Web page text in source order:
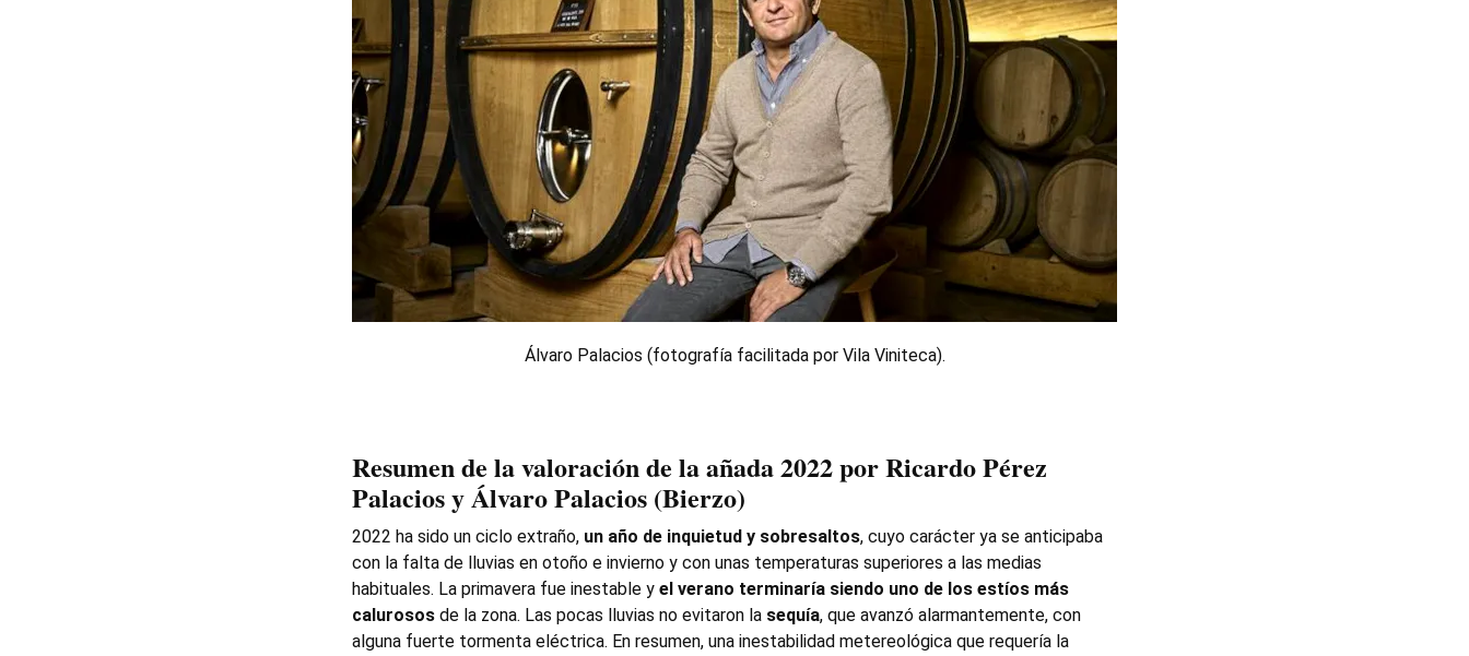
Álvaro Palacios (fotografía facilitada por Vila Viniteca).
Resumen de la valoración de la añada 2022 por Ricardo Pérez
Palacios y Álvaro Palacios (Bierzo)
2022 ha sido un ciclo extraño, un año de inquietud y sobresaltos, cuyo carácter ya se anticipaba
con la falta de lluvias en otoño e invierno y con unas temperaturas superiores a las medias
habituales. La primavera fue inestable y el verano terminaría siendo uno de los estíos más
calurosos de la zona. Las pocas lluvias no evitaron la sequía, que avanzó alarmantemente, con
alguna fuerte tormenta eléctrica. En resumen, una inestabilidad metereológica que requería la